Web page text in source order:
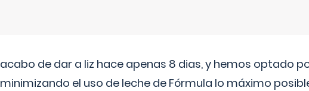
acabo de dar a liz hace apenas 8 dias, y hemos optado
minimizando el uso de leche de Fórmula lo máximo